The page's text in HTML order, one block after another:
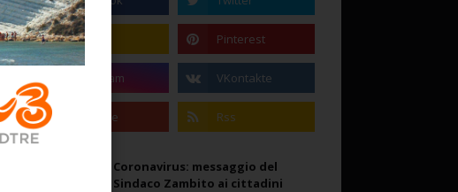
Coronavirus: messaggio del
Sindaco Zambito ai cittadini